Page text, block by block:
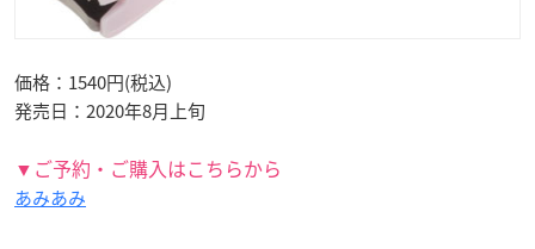
価格：1540円(税込)
発売日：2020年8月上旬
▼ご予約・ご購入はこちらから
あみあみ